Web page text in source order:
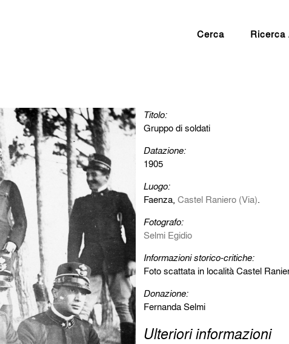
Cerca Ricerca
Titolo:
Gruppo di soldati
Datazione:
1905
Luogo:
Faenza, Castel Raniero (Via).
Fotografo:
Selmi Egidio
Informazioni storico-critiche:
Foto scattata in località Castel
Donazione:
Fernanda Selmi
Ulteriori informazioni